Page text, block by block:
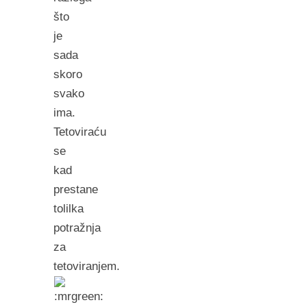
što
je
sada
skoro
svako
ima.
Tetoviraću
se
kad
prestane
tolilka
potražnja
za
tetoviranjem.